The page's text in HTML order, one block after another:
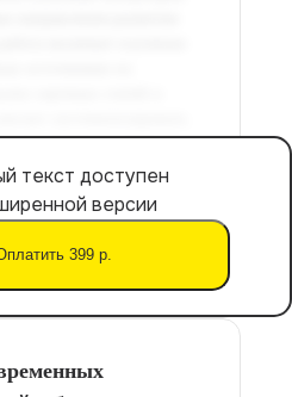
текст доступен
версии
399 р.